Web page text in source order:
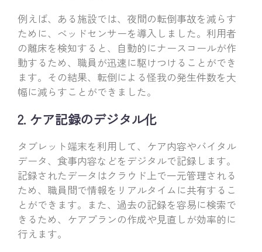
例えば、ある施設では、夜間の転倒事故を減らす
ために、ベッドセンサーを導入しました。利用者
の離床を検知すると、自動的にナースコールが作
動するため、職員が迅速に駆けつけることができ
ます。その結果、転倒による怪我の発生件数を大
幅に減らすことができました。
2. ケア記録のデジタル化
タブレット端末を利用して、ケア内容やバイタル
データ、食事内容などをデジタルで記録します。
記録されたデータはクラウド上で一元管理される
ため、職員間で情報をリアルタイムに共有するこ
とができます。また、過去の記録を容易に検索で
きるため、ケアプランの作成や見直しが効率的に
行えます。